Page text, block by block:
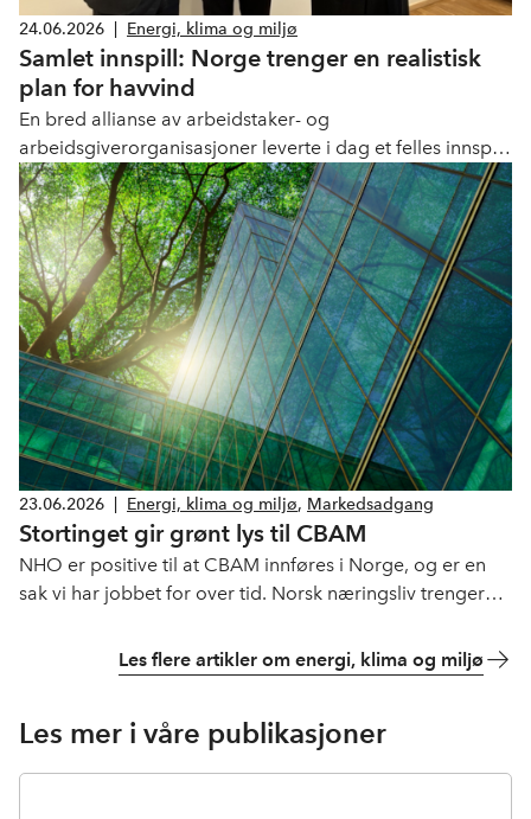
24.06.2026 Energi, klima og miljø
Samlet innspill: Norge trenger en realistisk
plan for havvind
En bred allianse av arbeidstaker- og
arbeidsgiverorganisasjoner leverte i dag et felles innspill
til regjeringens videre arbeid med havvind. Budskapet er
klart: Norge trenger en realistisk og helhetlig plan som
gjør det mulig å realisere nye havvindprosjekter på norsk
sokkel.
23.06.2026 Energi, klima og miljø, Markedsadgang
Stortinget gir grønt lys til CBAM
NHO er positive til at CBAM innføres i Norge, og er en
sak vi har jobbet for over tid. Norsk næringsliv trenger
investere og skape verdier, innlemmelse av regelverk
som CBAM bidrar til dette.
Les flere artikler om energi, klima og miljø
Les mer i våre publikasjoner